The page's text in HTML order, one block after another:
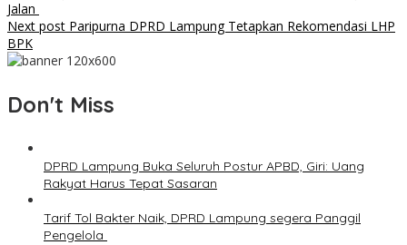
Jalan
Next post Paripurna DPRD Lampung Tetapkan Rekomendasi LHP
BPK
Don't Miss
DPRD Lampung Buka Seluruh Postur APBD, Giri: Uang
Rakyat Harus Tepat Sasaran
Tarif Tol Bakter Naik, DPRD Lampung segera Panggil
Pengelola